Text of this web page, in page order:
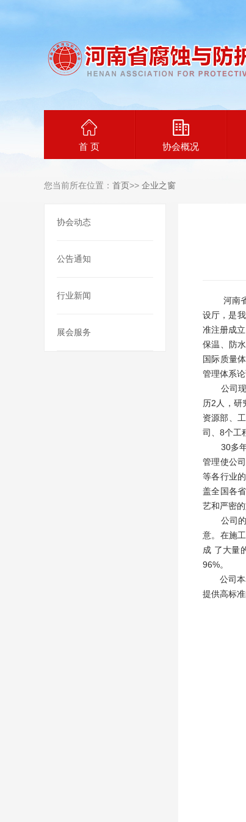
首 页 协会概况
您当前所在位置： 首页>> 企业之窗
协会动态
公告通知
行业新闻
展会服务
河南省
设厅，是
准注册成
保温、防
国际质量
管理体系论
公司现
历2人，研
资源部、
司、8个工
30多年
管理使公
等各行业
盖全国各
艺和严密
公司的经
意。在施
成 了大量
96%。
公司本着
提供高标